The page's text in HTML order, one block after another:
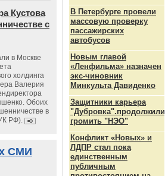
Кустова
с
в Москве
холдинга
Валерия
Обоих
в
РФ).
СМИ
В Петербурге провели
массовую проверку
пассажирских
автобусов
Новым главой
«Ленфильма» назначен
экс-чиновник
Минкульта Давиденко
Защитники карьера
"Дубровка".продолжили
громить "НЭО"
Конфликт «Новых» и
ЛДПР стал пока
единственным
публичным